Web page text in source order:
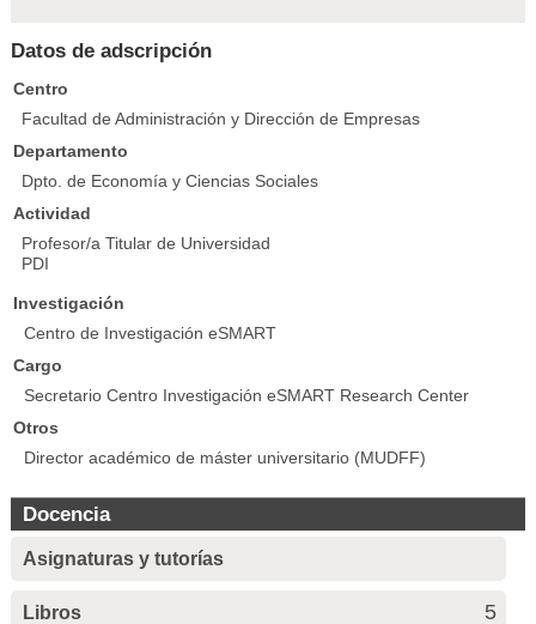
Datos de adscripción
Centro
Facultad de Administración y Dirección de Empresas
Departamento
Dpto. de Economía y Ciencias Sociales
Actividad
Profesor/a Titular de Universidad
PDI
Investigación
Centro de Investigación eSMART
Cargo
Secretario Centro Investigación eSMART Research Center
Otros
Director académico de máster universitario (MUDFF)
Docencia
Asignaturas y tutorías
Libros 5